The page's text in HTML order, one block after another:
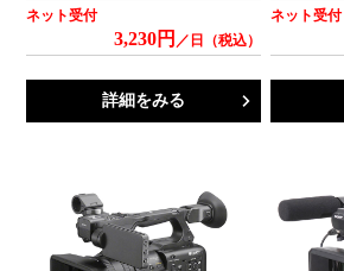
ネット受付
3,230円 ／日（税込）
詳細をみる
ネット受付